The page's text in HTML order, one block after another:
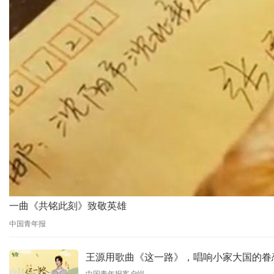
一曲《共铭此刻》致敬英雄
中国青年报
王源用歌曲《这一路》，唱响小家大国的